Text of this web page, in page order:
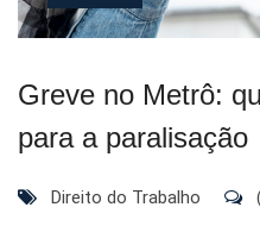
Greve no Metrô:
para a paralisação
Direito do Trabalho